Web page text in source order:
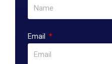
Email